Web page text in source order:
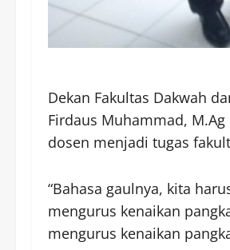
Dekan Fakultas Dakwah
Firdaus Muhammad,
dosen menjadi tugas
“Bahasa gaulnya, kita
mengurus kenaikan
mengurus kenaikan